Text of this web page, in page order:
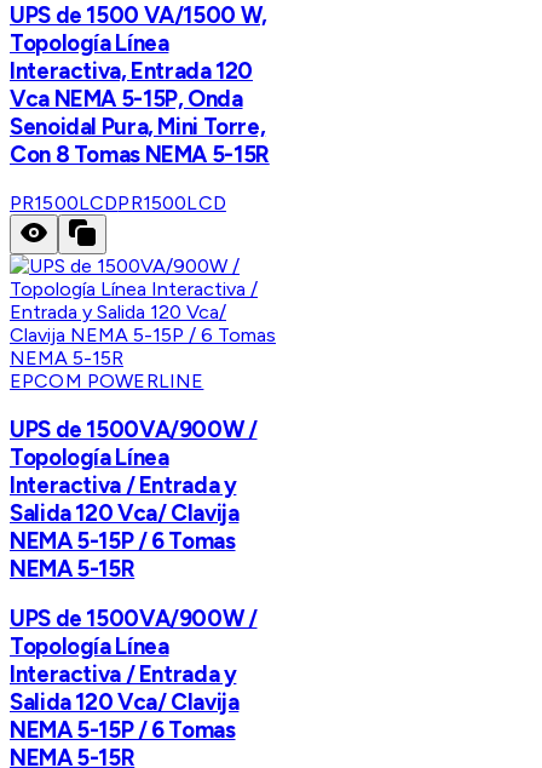
UPS de 1500 VA/1500 W,
Topología Línea
Interactiva, Entrada 120
Vca NEMA 5-15P, Onda
Senoidal Pura, Mini Torre,
Con 8 Tomas NEMA 5-15R
PR1500LCDPR1500LCD
EPCOM POWERLINE
UPS de 1500VA/900W /
Topología Línea
Interactiva / Entrada y
Salida 120 Vca/ Clavija
NEMA 5-15P / 6 Tomas
NEMA 5-15R
UPS de 1500VA/900W /
Topología Línea
Interactiva / Entrada y
Salida 120 Vca/ Clavija
NEMA 5-15P / 6 Tomas
NEMA 5-15R